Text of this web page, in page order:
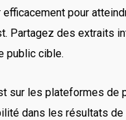
pour
Partagez des extraits
public cible.
sur les plateformes
dans les résultats de